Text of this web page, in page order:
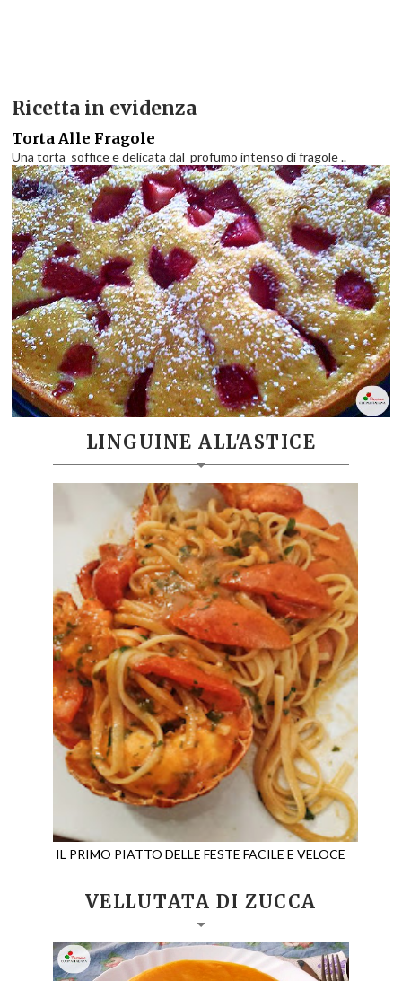
Ricetta in evidenza
Torta Alle Fragole
Una torta soffice e delicata dal profumo intenso di fragole ..
LINGUINE ALL'ASTICE
IL PRIMO PIATTO DELLE FESTE FACILE E VELOCE
VELLUTATA DI ZUCCA